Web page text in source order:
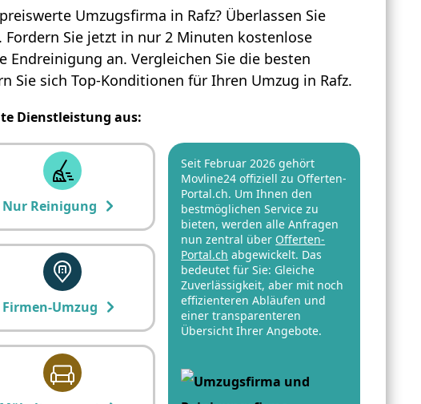
Umzugsfirma in Rafz? Überlassen Sie
Sie jetzt in nur 2 Minuten kostenlose
an. Vergleichen Sie die besten
Sie sich Top-Konditionen für Ihren Umzug in Rafz.
Dienstleistung aus:
Nur Reinigung
Firmen-Umzug
Seit Februar 2026 gehört
Movline24 offiziell zu Offerten-
Portal.ch. Um Ihnen den
bestmöglichen Service zu
bieten, werden alle Anfragen
nun zentral über Offerten-
Portal.ch abgewickelt. Das
bedeutet für Sie: Gleiche
Zuverlässigkeit, aber mit noch
effizienteren Abläufen und
einer transparenteren
Übersicht Ihrer Angebote.